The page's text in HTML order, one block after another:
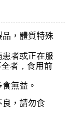
，體質特殊
者或正在服
者，食用前
無益。
，請勿食